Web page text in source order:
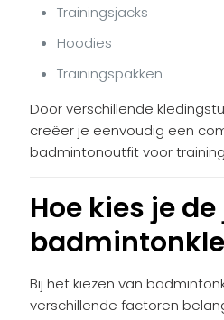
Trainingsjacks
Hoodies
Trainingspakken
Door verschillende
creëer je eenvoudig een
badmintonoutfit voor
Hoe kies je
Bij het kiezen van
verschillende factoren